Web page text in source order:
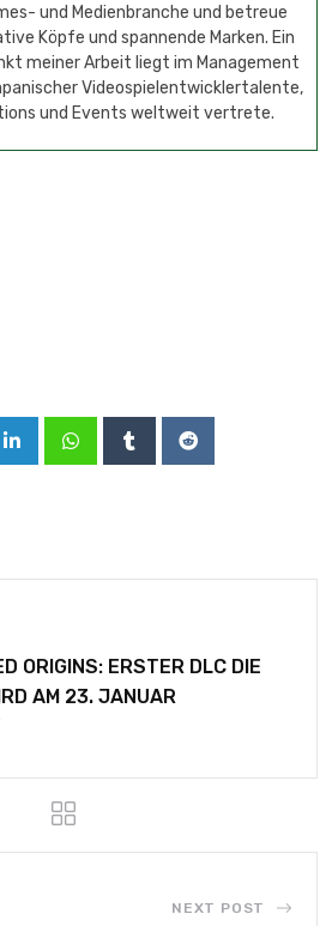
und Medienbranche und betreue
Köpfe und spannende Marken. Ein
meiner Arbeit liegt im Management
Videospielentwicklertalente,
und Events weltweit vertrete.
ORIGINS: ERSTER DLC DIE
AM 23. JANUAR
NEXT POST